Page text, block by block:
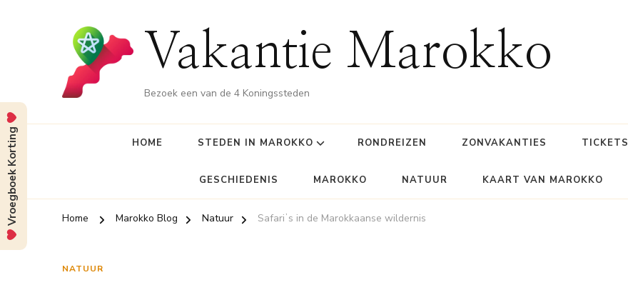
Vakantie Marokko
Bezoek een van de 4 Koningssteden
HOME STEDEN IN MAROKKO RONDREIZEN ZONVAKANTIES TICKETS
GESCHIEDENIS MAROKKO NATUUR KAART VAN MAROKKO
Home Marokko Blog Natuur Safariʼs in de Marokkaanse wildernis
NATUUR
Vroegboek Korting